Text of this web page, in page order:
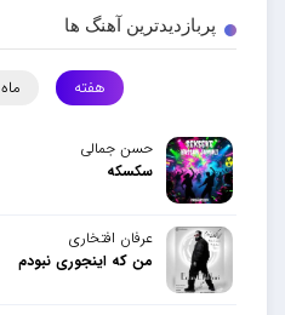
پربازدیدترین آهنگ ها
هفته ماه
حسن جمالی
سکسکه
عرفان افتخاری
من که اینجوری نبودم